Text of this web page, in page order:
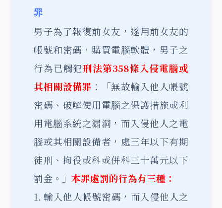
罪
男子為了報復前女友，遂用前女友的
帳號和密碼，購買電腦軟體，男子之
行為已觸犯刑法第358條入侵電腦或
其相關設備罪 ：「無故輸入他人帳號
密碼、破解使用電腦之保護措施或利
用電腦系統之漏洞，而入侵他人之電
腦或其相關設備者，處三年以下有期
徒刑、拘役或科或併科三十萬元以下
罰金。」 本罪處罰的行為有三種：
1. 輸入他人帳號密碼，而入侵他人之